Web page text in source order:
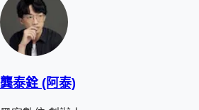
龔泰銓 (阿泰)